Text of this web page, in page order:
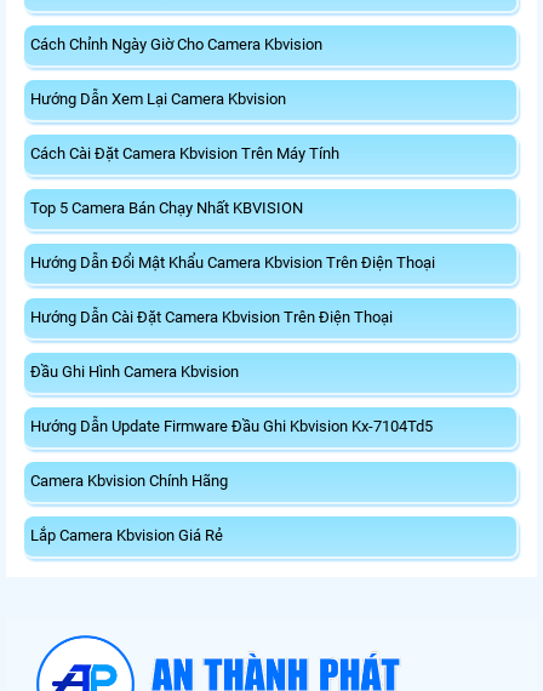
Cách Chỉnh Ngày Giờ Cho Camera Kbvision
Hướng Dẫn Xem Lại Camera Kbvision
Cách Cài Đặt Camera Kbvision Trên Máy Tính
Top 5 Camera Bán Chạy Nhất KBVISION
Hướng Dẫn Đổi Mật Khẩu Camera Kbvision Trên Điện Thoại
Hướng Dẫn Cài Đặt Camera Kbvision Trên Điện Thoại
Đầu Ghi Hình Camera Kbvision
Hướng Dẫn Update Firmware Đầu Ghi Kbvision Kx-7104Td5
Camera Kbvision Chính Hãng
Lắp Camera Kbvision Giá Rẻ